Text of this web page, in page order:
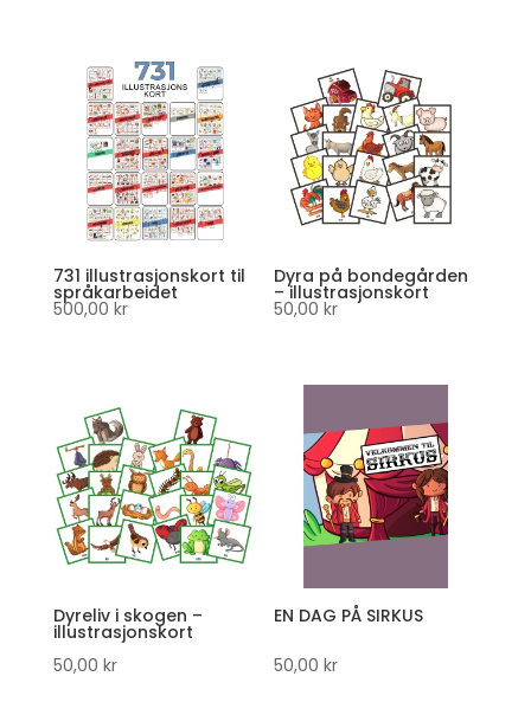
731 illustrasjonskort til
språkarbeidet
500,00 kr
Dyra på bondegården
– illustrasjonskort
50,00kr
Dyreliv i skogen –
illustrasjonskort
50,00 kr
EN DAG PÅ SIRKUS
50,00kr